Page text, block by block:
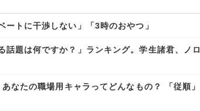
トに干渉しない」「3時のおやつ」
話題は何ですか？」ランキング。学生諸君、ノロ
なたの職場用キャラってどんなもの？ 「従順」